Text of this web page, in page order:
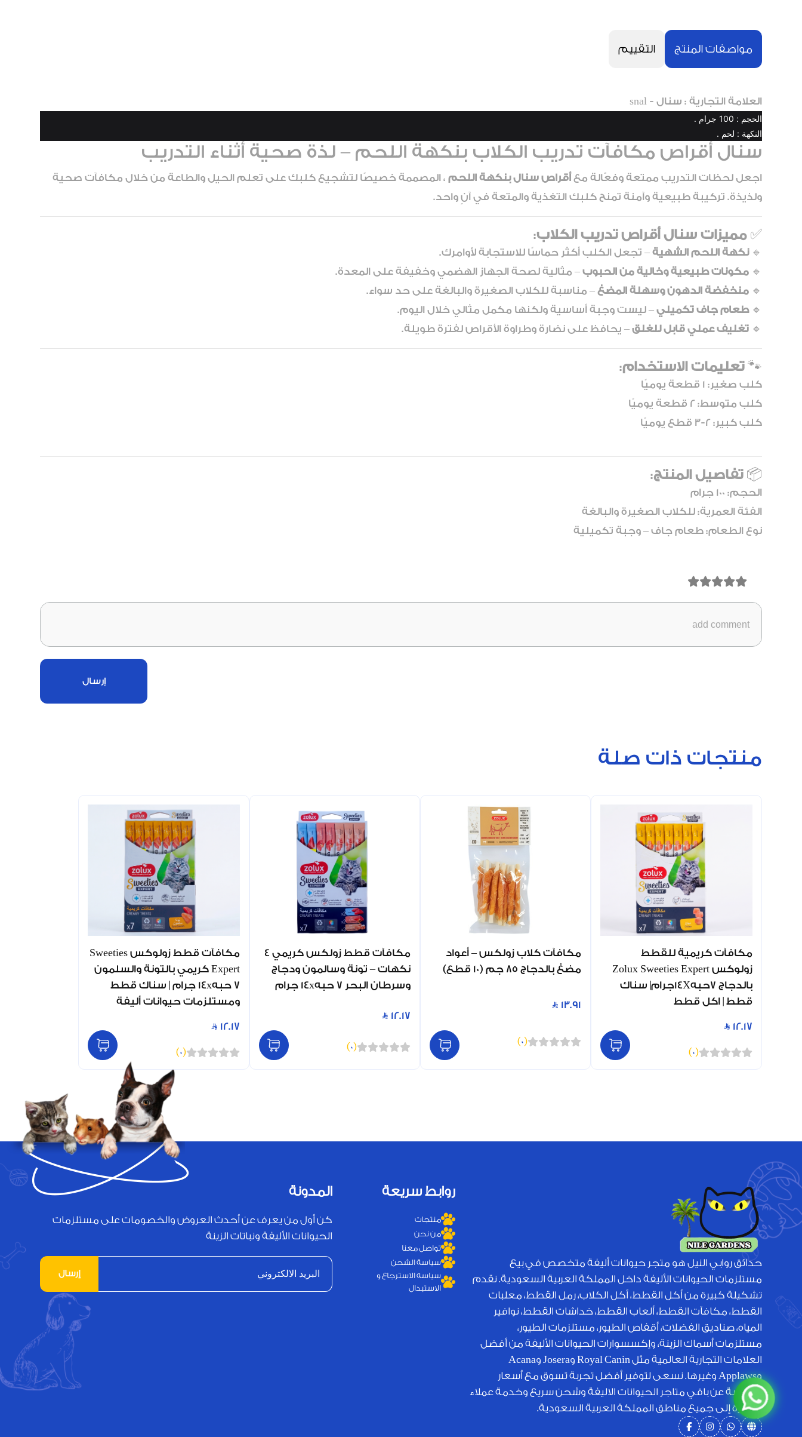
مواصفات المنتج التقييم
العلامة التجارية : سنال - snal
الحجم : 100 جرام .
النكهة : لحم .
سنال أقراص مكافآت تدريب الكلاب بنكهة اللحم – لذة صحية أثناء التدريب
اجعل لحظات التدريب ممتعة وفعّالة مع أقراص سنال بنكهة اللحم ، المصممة خصيصًا لتشجيع كلبك على تعلم الحيل والطاعة من خلال مكافآت صحية
ولذيذة. تركيبة طبيعية وآمنة تمنح كلبك التغذية والمتعة في آنٍ واحد.
✅مميزات سنال أقراص تدريب الكلاب:
🔹نكهة اللحم الشهية – تجعل الكلب أكثر حماسًا للاستجابة لأوامرك.
🔹مكونات طبيعية وخالية من الحبوب – مثالية لصحة الجهاز الهضمي وخفيفة على المعدة.
🔹منخفضة الدهون وسهلة المضغ – مناسبة للكلاب الصغيرة والبالغة على حد سواء.
🔹طعام جاف تكميلي – ليست وجبة أساسية ولكنها مكمل مثالي خلال اليوم.
🔹تغليف عملي قابل للغلق – يحافظ على نضارة وطراوة الأقراص لفترة طويلة.
🐾تعليمات الاستخدام:
كلب صغير: 1 قطعة يوميًا
كلب متوسط: 2 قطعة يوميًا
كلب كبير: 2-3 قطع يوميًا
📦تفاصيل المنتج:
الحجم: 100 جرام
الفئة العمرية: للكلاب الصغيرة والبالغة
نوع الطعام: طعام جاف – وجبة تكميلية
إرسال
منتجات ذات صلة
مكافآت كريمية للقطط
زولوكس Zolux Sweeties Expert
بالدجاج 7حبه14Xجرام| سناك
قطط | اكل قطط
12.17
(
0
)
مكافآت كلاب زولكس – أعواد
مضغ بالدجاج 85 جم (10 قطع)
13.91
(
0
)
مكافآت قطط زولكس كريمي 4
نكهات – تونة وسالمون ودجاج
وسرطان البحر 7 حبه14x جرام
12.17
(
0
)
مكافآت قطط زولوكس Sweeties
Expert كريمي بالتونة والسلمون
7 حبه14x جرام | سناك قطط
ومستلزمات حيوانات أليفة
12.17
(
0
)
حدائق روابي النيل هو متجر حيوانات أليفة متخصص في بيع
مستلزمات الحيوانات الأليفة داخل المملكة العربية السعودية. نقدم
تشكيلة كبيرة من أكل القطط، أكل الكلاب، رمل القطط، معلبات
القطط، مكافآت القطط، ألعاب القطط، خداشات القطط، نوافير
المياه، صناديق الفضلات، أقفاص الطيور، مستلزمات الطيور،
مستلزمات أسماك الزينة، وإكسسوارات الحيوانات الأليفة من أفضل
العلامات التجارية العالمية مثل Royal Canin وJosera وAcana
وApplaws وغيرها. نسعى لتوفير أفضل تجربة تسوق مع أسعار
منافسة عن باقي متاجر الحيوانات الاليفة وشحن سريع وخدمة عملاء
متميزة إلى جميع مناطق المملكة العربية السعودية.
روابط سريعة
منتجات
من نحن
تواصل معنا
سياسة الشحن
سياسه الاسترجاع و
الاستبدال
المدونة
كن أول من يعرف عن أحدث العروض والخصومات على مستلزمات
الحيوانات الأليفة ونباتات الزينة
إرسال